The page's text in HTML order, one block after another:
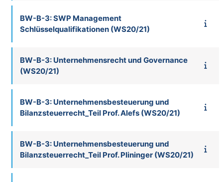
BW-B-3: SWP Management
Schlüsselqualifikationen (WS20/21)
BW-B-3: Unternehmensrecht und Governance
(WS20/21)
BW-B-3: Unternehmensbesteuerung und
Bilanzsteuerrecht_Teil Prof. Alefs (WS20/21)
BW-B-3: Unternehmensbesteuerung und
Bilanzsteuerrecht_Teil Prof. Plininger (WS20/21)